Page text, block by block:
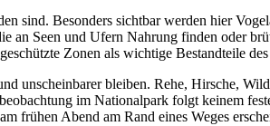
sind. Besonders sichtbar werden hier
an Seen und Ufern Nahrung finden oder
Zonen als wichtige Bestandteile des
unscheinbarer bleiben. Rehe, Hirsche,
im Nationalpark folgt keinem
frühen Abend am Rand eines Weges